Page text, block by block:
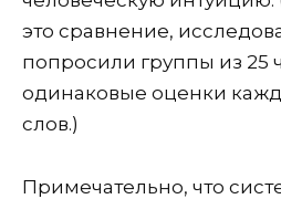
это сравнение,
попросили группы из 25
одинаковые оценки
слов.)
Примечательно, что